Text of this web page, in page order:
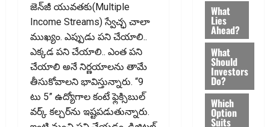
జెన్‌జీ యువతకు(Multiple
Income Streams) స్వేచ్ఛ చాలా
ముఖ్యం. ఎప్పుడు పని చేయాలి..
ఎక్కడ పని చేయాలి.. ఎంత పని
చేయాలి అనే నిర్ణయాలను తామే
తీసుకోవాలని భావిస్తున్నారు. “9
టు 5” ఉద్యోగాల కంటే ఫ్లెక్సిబుల్‌
వర్క్‌ కల్చర్‌ను ఇష్టపడుతున్నారు.
What
Lies
Ahead?
What
Should
Investors
Do?
Which
Option
Suits